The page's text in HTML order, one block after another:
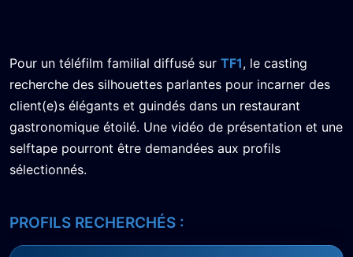
Pour un téléfilm familial diffusé sur TF1, le casting
recherche des silhouettes parlantes pour incarner des
client(e)s élégants et guindés dans un restaurant
gastronomique étoilé. Une vidéo de présentation et une
selftape pourront être demandées aux profils
sélectionnés.
PROFILS RECHERCHÉS :